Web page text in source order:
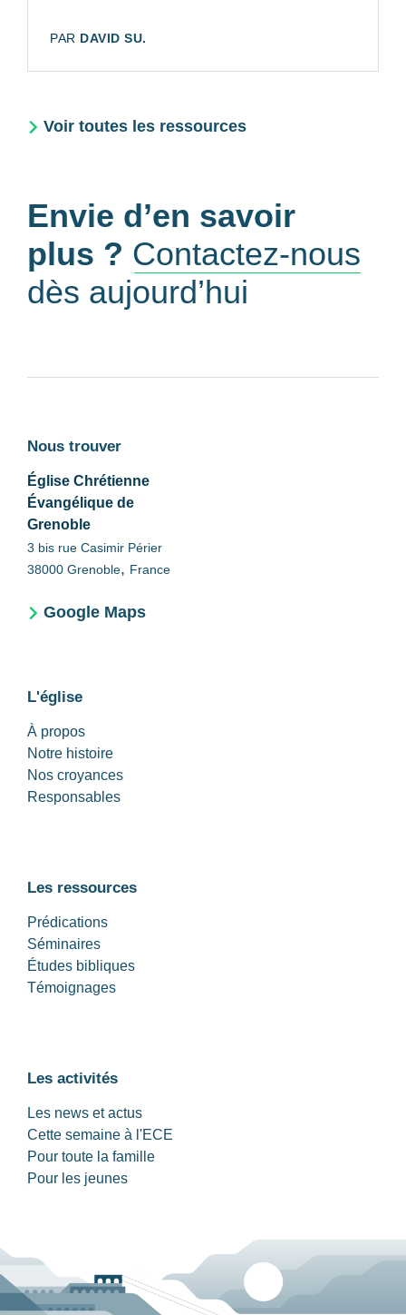
AUTEUR:
PAR DAVID SU.
Voir toutes les ressources
Envie d’en savoir
plus ? Contactez-nous
dès aujourd’hui
Nous trouver
Église Chrétienne
Évangélique de
Grenoble
3 bis rue Casimir Périer
38000 Grenoble, France
Google Maps
L'église
À propos
Notre histoire
Nos croyances
Responsables
Les ressources
Prédications
Séminaires
Études bibliques
Témoignages
Les activités
Les news et actus
Cette semaine à l'ECE
Pour toute la famille
Pour les jeunes